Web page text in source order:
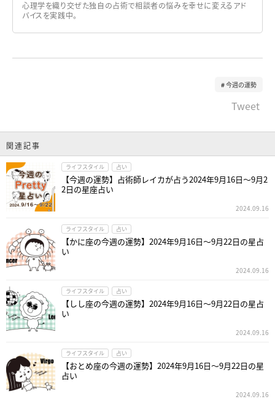
心理学を織り交ぜた独自の占術で相談者の悩みを幸せに変えるアド
バイスを実践中。
今週の運勢
Tweet
関連記事
ライフスタイル 占い
【今週の運勢】占術師レイカが占う2024年9月16日～9月2
2日の星座占い
2024.09.16
ライフスタイル 占い
【かに座の今週の運勢】2024年9月16日～9月22日の星占
い
2024.09.16
ライフスタイル 占い
【しし座の今週の運勢】2024年9月16日～9月22日の星占
い
2024.09.16
ライフスタイル 占い
【おとめ座の今週の運勢】2024年9月16日～9月22日の星
占い
2024.09.16